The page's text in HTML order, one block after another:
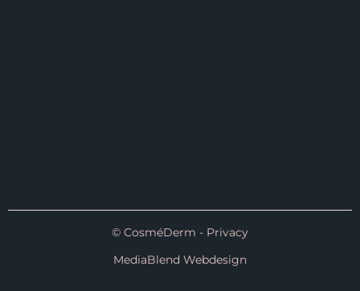
© CosméDerm - Privacy
MediaBlend Webdesign